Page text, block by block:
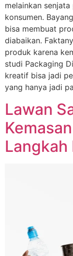
melainkan
konsumen.
bisa membuat
diabaikan.
produk karena
studi Packaging
kreatif bisa jadi
yang hanya jadi
Lawan
Langkah